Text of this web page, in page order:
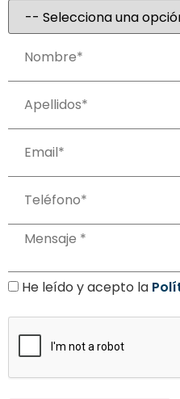
He leído y acepto la